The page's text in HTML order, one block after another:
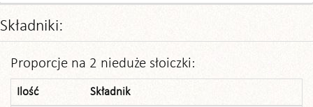
Składniki:
Proporcje na 2 nieduże słoiczki:
Ilość Składnik